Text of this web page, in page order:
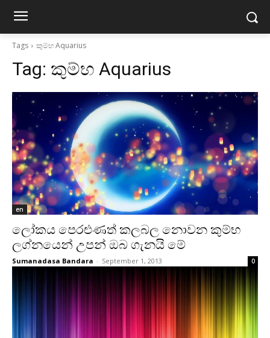
Tags කුම්භ Aquarius
Tag: කුම්භ Aquarius
en
ලෝකය පෙරළුණත් කලබල නොවන කුම්භ
ලග්නයෙන් උපන් ඔබ ගැනයි මේ
Sumanadasa Bandara - September 1, 2013 0